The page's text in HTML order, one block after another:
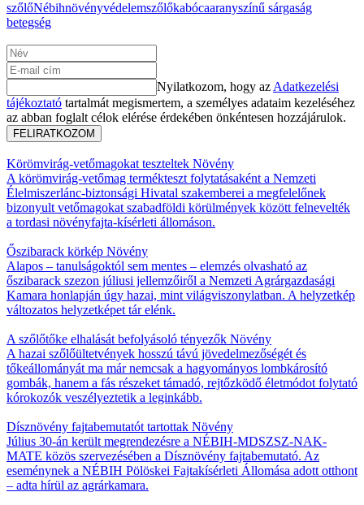
szőlőNébihnövényvédelemszőlőkabócaaranyszínű sárgaság
betegség
Nyilatkozom, hogy az Adatkezelési
tájékoztató tartalmát megismertem, a személyes adataim kezeléséhez
az abban foglalt célok elérése érdekében önkéntesen hozzájárulok.
FELIRATKOZOM
Körömvirág-vetőmagokat teszteltek Növény
A körömvirág-vetőmag termékteszt folytatásaként a Nemzeti
Élelmiszerlánc-biztonsági Hivatal szakemberei a megfelelőnek
bizonyult vetőmagokat szabadföldi körülmények között felnevelték
a tordasi növényfajta-kísérleti állomáson.
Őszibarack körkép Növény
Alapos – tanulságoktól sem mentes – elemzés olvasható az
őszibarack szezon júliusi jellemzőiről a Nemzeti Agrárgazdasági
Kamara honlapján úgy hazai, mint világviszonylatban. A helyzetkép
változatos helyzetképet tár elénk.
A szőlőtőke elhalását befolyásoló tényezők Növény
A hazai szőlőültetvények hosszú távú jövedelmezőségét és
tőkeállományát ma már nemcsak a hagyományos lombkárosító
gombák, hanem a fás részeket támadó, rejtőzködő életmódot folytató
kórokozók veszélyeztetik a leginkább.
Dísznövény fajtabemutatót tartottak Növény
Július 30-án került megrendezésre a NÉBIH-MDSZSZ-NAK-
MATE közös szervezésében a Dísznövény fajtabemutató. Az
eseménynek a NÉBIH Pölöskei Fajtakísérleti Állomása adott otthont
– adta hírül az agrárkamara.